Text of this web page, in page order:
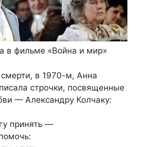
в фильме «Война и мир»
в 1970-м, Анна
строчки, посвященные
— Александру Колчаку:
принять —